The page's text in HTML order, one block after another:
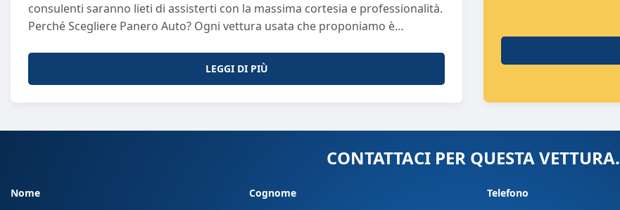
consulenti saranno lieti di assisterti con la massima cortesia e professionalità.
Perché Scegliere Panero Auto? Ogni vettura usata che proponiamo è
sottoponiamo a controlli rigorosi di qualità, garantendo efficienza e
affidabilità. Il nostro obiettivo è offrirti un'esperienza d'acquisto di
Sicurezza Goditi la comodità della consegna a domicilio. Seleziona la tua auto
e noi te la consegniamo direttamente a casa tua, garantendoti un servizio
sicuro e senza stress. La tua soddisfazione è la nostra priorità: vogliamo
Personalizzata Scegli la sede più vicina a te tra quelle elencate qui sotto o
LEGGI DI PIÙ
CONTATTACI PER QUESTA VETTURA.
Nome Cognome Telefono